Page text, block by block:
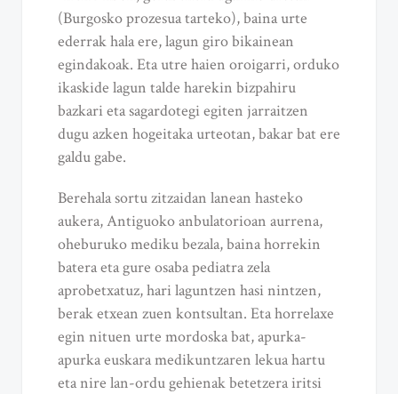
(Burgosko prozesua tarteko), baina urte
ederrak hala ere, lagun giro bikainean
egindakoak. Eta utre haien oroigarri, orduko
ikaskide lagun talde harekin bizpahiru
bazkari eta sagardotegi egiten jarraitzen
dugu azken hogeitaka urteotan, bakar bat ere
galdu gabe.
Berehala sortu zitzaidan lanean hasteko
aukera, Antiguoko anbulatorioan aurrena,
oheburuko mediku bezala, baina horrekin
batera eta gure osaba pediatra zela
aprobetxatuz, hari laguntzen hasi nintzen,
berak etxean zuen kontsultan. Eta horrelaxe
egin nituen urte mordoska bat, apurka-
apurka euskara medikuntzaren lekua hartu
eta nire lan-ordu gehienak betetzera iritsi